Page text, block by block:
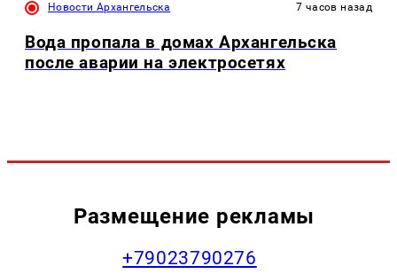
Новости Архангельска 7 часов назад
Вода пропала в домах Архангельска
после аварии на электросетях
Размещение рекламы
+79023790276